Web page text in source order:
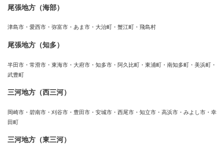
尾張地方（海部）
津島市・愛西市・弥富市・あま市・大治町・蟹江町・飛島村
尾張地方（知多）
半田市・常滑市・東海市・大府市・知多市・阿久比町・東浦町・南知多町・美浜町・
武豊町
三河地方（西三河）
岡崎市・碧南市・刈谷市・豊田市・安城市・西尾市・知立市・高浜市・みよし市・幸
田町
三河地方（東三河）